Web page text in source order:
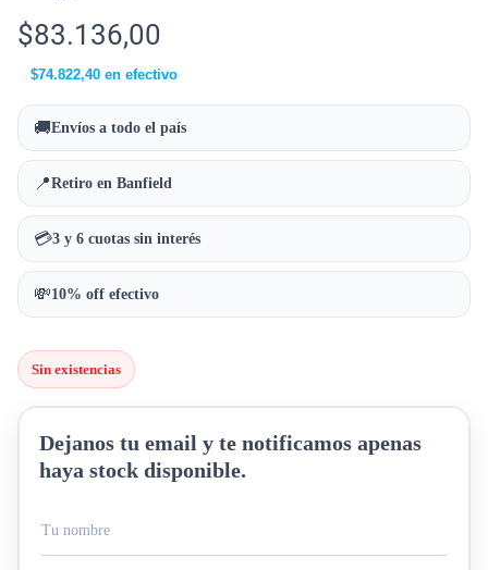
$83.136,00
$74.822,40 en efectivo
🚚Envíos a todo el país
📍Retiro en Banfield
💳3 y 6 cuotas sin interés
💸10% off efectivo
Sin existencias
Dejanos tu email y te notificamos apenas
haya stock disponible.